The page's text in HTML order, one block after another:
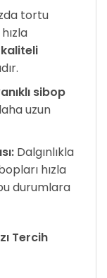
tortu
sibop
uzun
Dalgınlıkla
hızla
durumlara
Tercih